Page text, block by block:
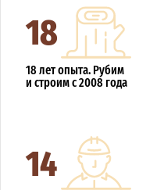
18
18 лет опыта. Рубим
и строим с 2008 года
14